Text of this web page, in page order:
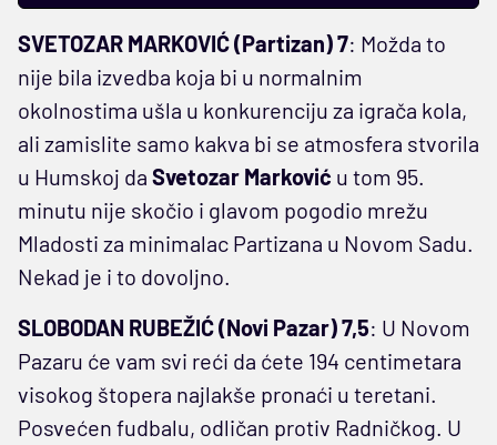
SVETOZAR MARKOVIĆ (Partizan) 7: Možda to
nije bila izvedba koja bi u normalnim
okolnostima ušla u konkurenciju za igrača kola,
ali zamislite samo kakva bi se atmosfera stvorila
u Humskoj da Svetozar Marković u tom 95.
minutu nije skočio i glavom pogodio mrežu
Mladosti za minimalac Partizana u Novom Sadu.
Nekad je i to dovoljno.
SLOBODAN RUBEŽIĆ (Novi Pazar) 7,5: U Novom
Pazaru će vam svi reći da ćete 194 centimetara
visokog štopera najlakše pronaći u teretani.
Posvećen fudbalu, odličan protiv Radničkog. U